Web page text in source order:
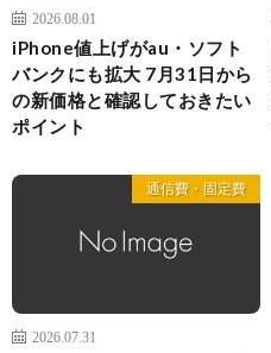
2026.08.01
iPhone値上げがau・ソフト
バンクにも拡大 7月31日から
の新価格と確認しておきたい
ポイント
通信費・固定費
2026.07.31